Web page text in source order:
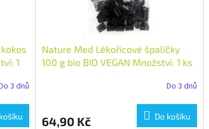
1
3 dnů
Nature Med Lékořicové špalíčky
100 g bio BIO VEGAN Množství: 1 ks
Do 3 dnů
64,90 Kč Do košíku